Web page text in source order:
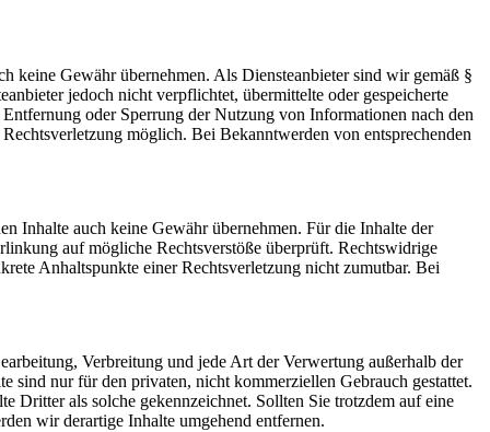
Gewähr übernehmen. Als Diensteanbieter sind wir gemäß §
jedoch nicht verpflichtet, übermittelte oder gespeicherte
oder Sperrung der Nutzung von Informationen nach den
möglich. Bei Bekanntwerden von entsprechenden
Inhalte auch keine Gewähr übernehmen. Für die Inhalte der
auf mögliche Rechtsverstöße überprüft. Rechtswidrige
Anhaltspunkte einer Rechtsverletzung nicht zumutbar. Bei
Verbreitung und jede Art der Verwertung außerhalb der
sind nur für den privaten, nicht kommerziellen Gebrauch gestattet.
Dritter als solche gekennzeichnet. Sollten Sie trotzdem auf eine
wir derartige Inhalte umgehend entfernen.